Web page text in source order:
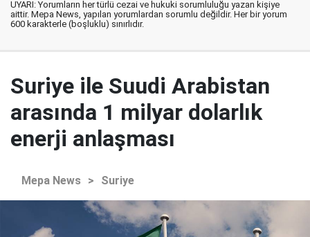
UYARI: Yorumların her türlü cezai ve hukuki sorumluluğu yazan kişiye
aittir. Mepa News, yapılan yorumlardan sorumlu değildir. Her bir yorum
600 karakterle (boşluklu) sınırlıdır.
Suriye ile Suudi Arabistan
arasında 1 milyar dolarlık
enerji anlaşması
Mepa News > Suriye